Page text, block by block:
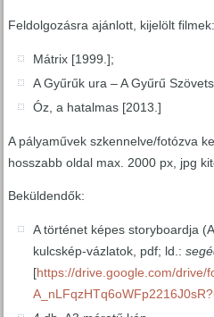
Feldolgozásra ajánlott, kijelölt filmek:
Mátrix [1999.];
A Gyűrűk ura – A Gyűrű
Óz, a hatalmas [2013.]
A pályaművek szkennelve/fotózva
hosszabb oldal max. 2000 px, jpg
Beküldendők:
A történet képes storyboardja
kulcskép-vázlatok, pdf; ld.:
[https://drive.google.com/drive/